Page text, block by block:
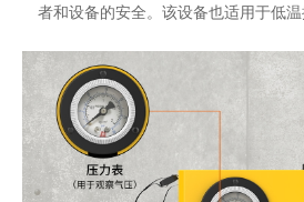
者和设备的安全。该设备也适用于低温